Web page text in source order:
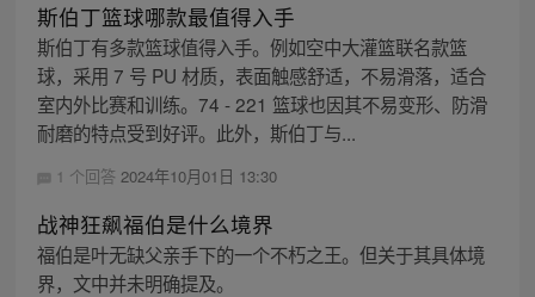
斯伯丁篮球哪款最值得入手
斯伯丁有多款篮球值得入手。例如空中大灌篮联名款篮
球，采用 7 号 PU 材质，表面触感舒适，不易滑落，适合
室内外比赛和训练。74 - 221 篮球也因其不易变形、防滑
耐磨的特点受到好评。此外，斯伯丁与...
1 个回答 2024年10月01日 13:30
战神狂飙福伯是什么境界
福伯是叶无缺父亲手下的一个不朽之王。但关于其具体境
界，文中并未明确提及。